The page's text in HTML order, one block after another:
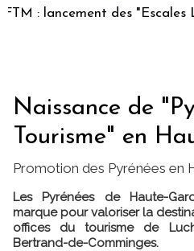
: lancement des "Escales
Naissance de
Tourisme" en
Promotion des Pyrénées en
Les Pyrénées de Haute-
marque pour valoriser la
offices du tourisme de
Bertrand-de-Comminges.